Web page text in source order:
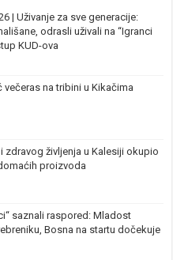
| Uživanje za sve generacije:
odrasli uživali na “Igranci
KUD-ova
večeras na tribini u Kikačima
zdravog življenja u Kalesiji okupio
proizvoda
saznali raspored: Mladost
Bosna na startu dočekuje